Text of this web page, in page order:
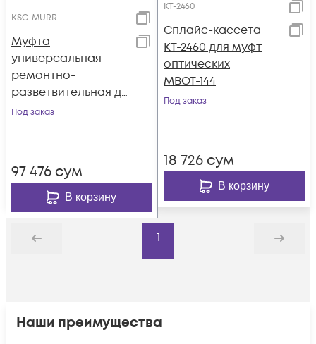
KSC-MURR
Муфта
универсальная
ремонтно-
разветвительная до
12 ОВ KSC LIGHT PON
Под заказ
97 476 сум
В корзину
КТ-2460
Сплайс-кассета
КТ-2460 для муфт
оптических
МВОТ-144
Под заказ
18 726 сум
В корзину
Назад
1
Дальше
Наши преимущества